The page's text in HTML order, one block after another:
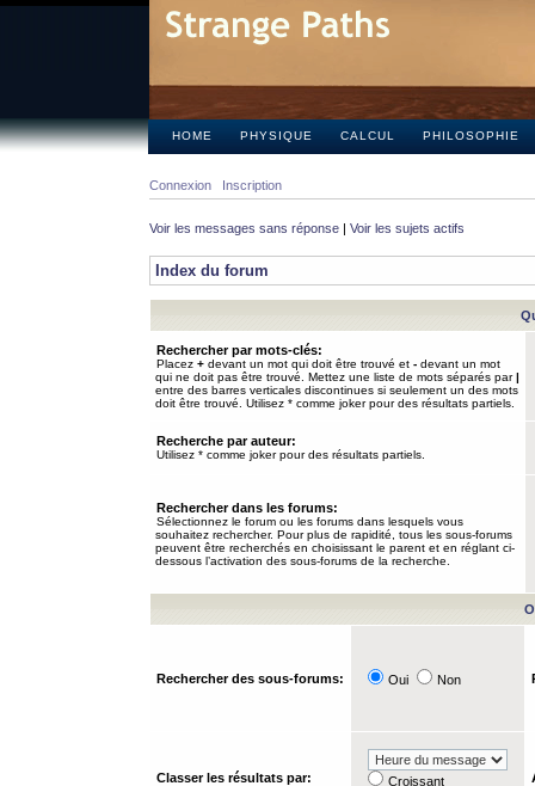
HOME PHYSIQUE CALCUL PHILOSOPHIE
Connexion Inscription
Voir les messages sans réponse | Voir les sujets actifs
Index du forum
Rechercher par mots-clés:
Placez + devant un mot qui doit être trouvé et - devant un mot
qui ne doit pas être trouvé. Mettez une liste de mots séparés par|
entre des barres verticales discontinues si seulement un des mots
doit être trouvé. Utilisez * comme joker pour des résultats partiels.
Recherche par auteur:
Utilisez * comme joker pour des résultats partiels.
Rechercher dans les forums:
Sélectionnez le forum ou les forums dans lesquels vous
souhaitez rechercher. Pour plus de rapidité, tous les sous-forums
peuvent être recherchés en choisissant le parent et en réglant ci-
dessous l’activation des sous-forums de la recherche.
Rechercher des sous-forums: Oui Non
Classer les résultats par:
Croissant